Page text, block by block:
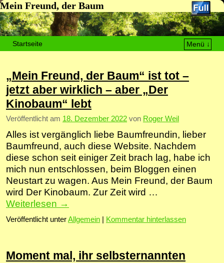
Mein Freund, der Baum
Startseite
Menü ↓
„Mein Freund, der Baum“ ist tot –
jetzt aber wirklich – aber „Der
Kinobaum“ lebt
Veröffentlicht am 18. Dezember 2022 von Roger Weil
Alles ist vergänglich liebe Baumfreundin, lieber
Baumfreund, auch diese Website. Nachdem
diese schon seit einiger Zeit brach lag, habe ich
mich nun entschlossen, beim Bloggen einen
Neustart zu wagen. Aus Mein Freund, der Baum
wird Der Kinobaum. Zur Zeit wird …
Weiterlesen →
Veröffentlicht unterAllgemein Kommentar hinterlassen
Moment mal, ihr selbsternannten